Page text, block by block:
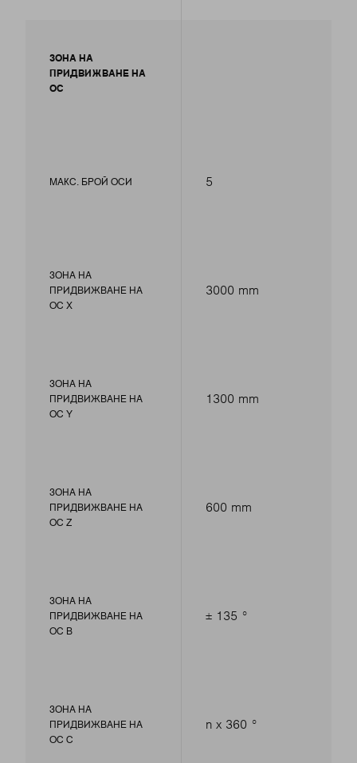
ЗОНА НА
ПРИДВИЖВАНЕ НА
ОС
МАКС. БРОЙ ОСИ
ЗОНА НА
ПРИДВИЖВАНЕ НА
ОС Х
ЗОНА НА
ПРИДВИЖВАНЕ НА
ОС Y
ЗОНА НА
ПРИДВИЖВАНЕ НА
ОС Z
ЗОНА НА
ПРИДВИЖВАНЕ НА
ОС B
ЗОНА НА
ПРИДВИЖВАНЕ НА
ОС С
5
3000 mm
1300 mm
600 mm
± 135 °
n x 360 °